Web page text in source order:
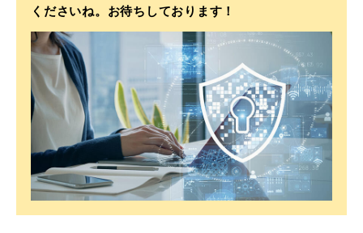
くださいね。お待ちしております！